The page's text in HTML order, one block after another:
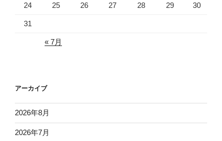
24 25 26 27 28 29 30
31
« 7月
アーカイブ
2026年8月
2026年7月